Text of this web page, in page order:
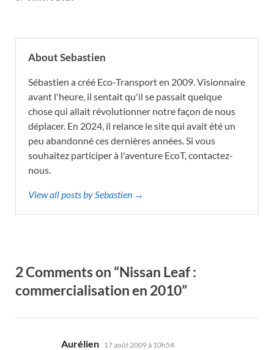
About Sebastien
Sébastien a créé Eco-Transport en 2009. Visionnaire
avant l'heure, il sentait qu'il se passait quelque
chose qui allait révolutionner notre façon de nous
déplacer. En 2024, il relance le site qui avait été un
peu abandonné ces dernières années. Si vous
souhaitez participer à l'aventure EcoT, contactez-
nous.
View all posts by Sebastien →
2 Comments on “Nissan Leaf :
commercialisation en 2010”
Aurélien dit :
17 août 2009 à 10h54